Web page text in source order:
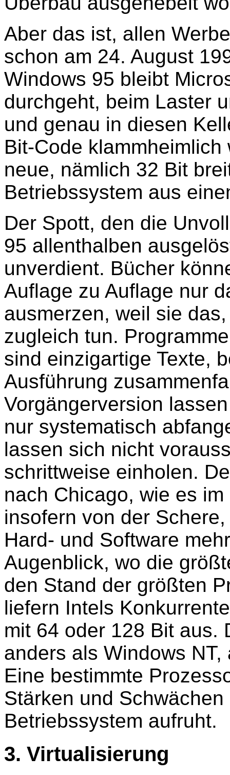
Aber das ist, allen
schon am 24. August
Windows 95 bleibt
durchgeht, beim Laster
und genau in diesen
Bit-Code
neue, nämlich 32 Bit
Betriebssystem aus
Der Spott, den die
95 allenthalben
unverdient. Bücher
Auflage zu Auflage nur
ausmerzen, weil sie
zugleich tun.
sind einzigartige Texte,
Ausführung
Vorgängerversion
nur systematisch
lassen sich nicht
schrittweise einholen.
nach Chicago, wie es
insofern von der
Hard- und Software
Augenblick, wo die
den Stand der größten
liefern Intels
mit 64 oder 128 Bit aus.
anders als Windows
Eine bestimmte
Stärken und
Betriebssystem aufruht.
3. Virtualisierung